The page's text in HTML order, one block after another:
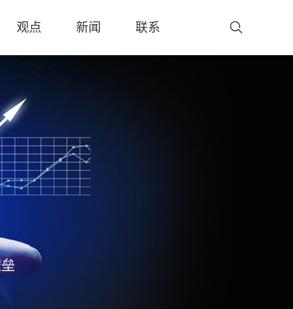
观点 新闻 联系